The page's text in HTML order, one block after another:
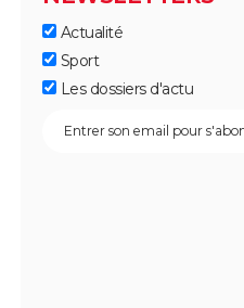
Actualité
Sport
Les dossiers d'actu